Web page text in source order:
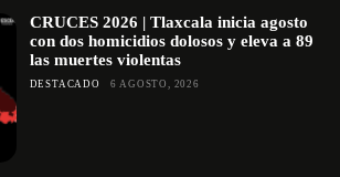
CRUCES 2026 | Tlaxcala inicia agosto
con dos homicidios dolosos y eleva a 89
las muertes violentas
DESTACADO 6 AGOSTO, 2026